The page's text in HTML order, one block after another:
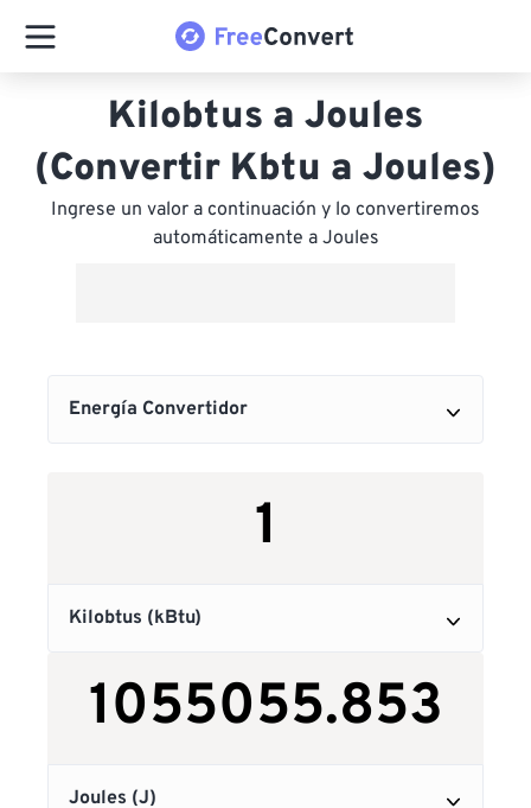
Kilobtus a Joules
(Convertir Kbtu a Joules)
Ingrese un valor a continuación y lo convertiremos
automáticamente a Joules